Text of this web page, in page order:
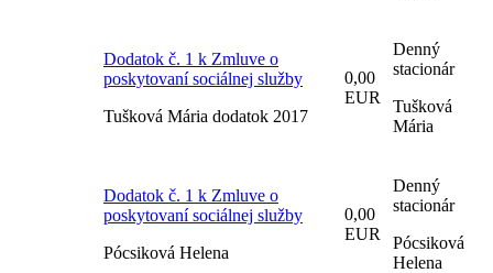
Dodatok č. 1 k Zmluve o
poskytovaní sociálnej služby
Tušková Mária dodatok 2017
0,00
EUR
Denný
stacionár
Tušková
Mária
Dodatok č. 1 k Zmluve o
poskytovaní sociálnej služby
Pócsiková Helena
0,00
EUR
Denný
stacionár
Pócsiková
Helena